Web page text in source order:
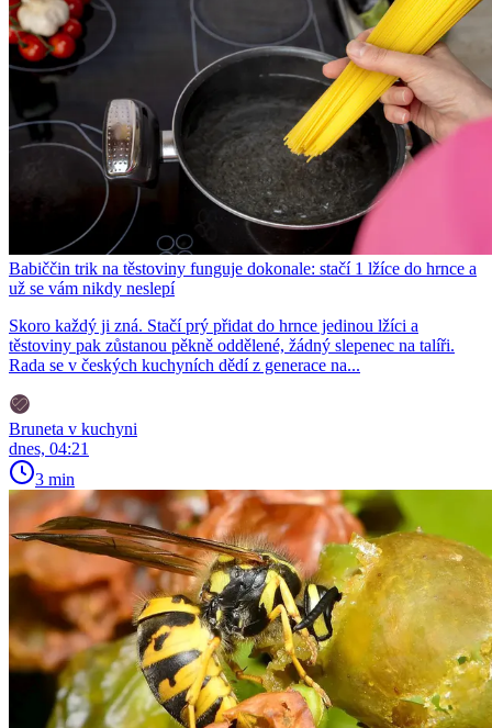
Babiččin trik na těstoviny funguje dokonale: stačí 1 lžíce do hrnce a
už se vám nikdy neslepí
Skoro každý ji zná. Stačí prý přidat do hrnce jedinou lžíci a
těstoviny pak zůstanou pěkně oddělené, žádný slepenec na talíři.
Rada se v českých kuchyních dědí z generace na...
Bruneta v kuchyni
dnes, 04:21
3 min